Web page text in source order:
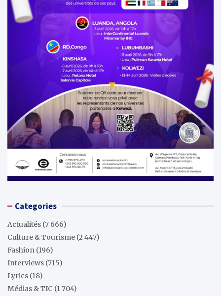
Categories
Actualités (7 666)
Culture & Tourisme (2 447)
Fashion (196)
Interviews (715)
Lyrics (18)
Médias & TIC (1 704)